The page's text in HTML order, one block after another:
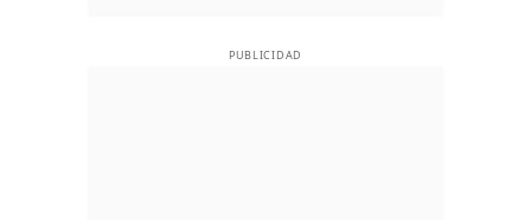
PUBLICIDAD